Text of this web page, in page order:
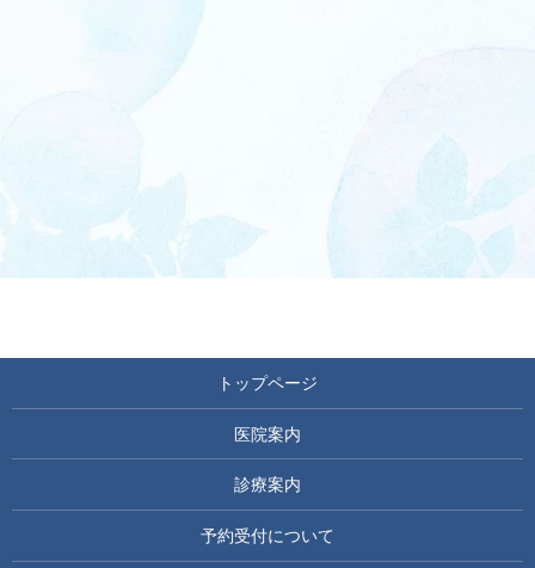
トップページ
医院案内
診療案内
予約受付について